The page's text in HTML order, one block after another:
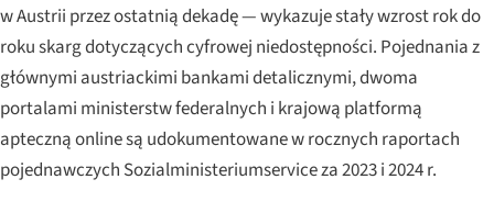
w Austrii przez ostatnią dekadę — wykazuje stały wzrost rok do
roku skarg dotyczących cyfrowej niedostępności. Pojednania z
głównymi austriackimi bankami detalicznymi, dwoma
portalami ministerstw federalnych i krajową platformą
apteczną online są udokumentowane w rocznych raportach
pojednawczych Sozialministeriumservice za 2023 i 2024 r.